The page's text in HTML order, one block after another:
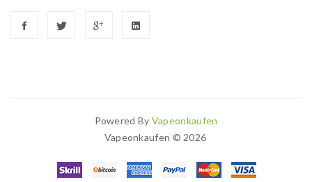
Powered By Vapeonkaufen
Vapeonkaufen © 2026